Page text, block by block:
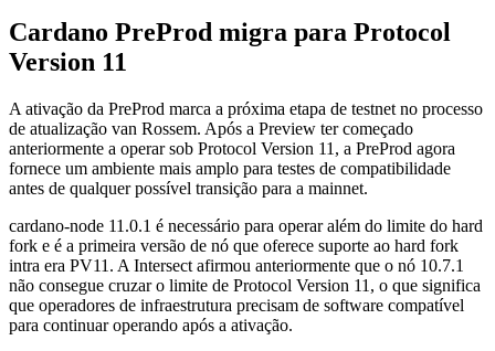
Cardano PreProd migra para Protocol
Version 11
A ativação da PreProd marca a próxima etapa de testnet no processo
de atualização van Rossem. Após a Preview ter começado
anteriormente a operar sob Protocol Version 11, a PreProd agora
fornece um ambiente mais amplo para testes de compatibilidade
antes de qualquer possível transição para a mainnet.
cardano-node 11.0.1 é necessário para operar além do limite do hard
fork e é a primeira versão de nó que oferece suporte ao hard fork
intra era PV11. A Intersect afirmou anteriormente que o nó 10.7.1
não consegue cruzar o limite de Protocol Version 11, o que significa
que operadores de infraestrutura precisam de software compatível
para continuar operando após a ativação.